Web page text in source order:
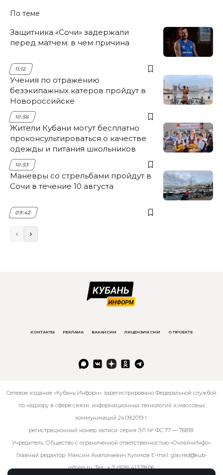
По теме
Защитника «Сочи» задержали
перед матчем: в чем причина
11:12
Учения по отражению
безэкипажных катеров пройдут в
Новороссийске
10:56
Жители Кубани могут бесплатно
проконсультироваться о качестве
одежды и питания школьников
10:53
Маневры со стрельбами пройдут в
Сочи в течение 10 августа
09:42
КОНТАКТЫ РЕКЛАМА ВАКАНСИИ ЛИЦЕНЗИЯ СМИ О ПРОЕКТЕ
Сетевое издание «Кубань Информ» зарегистрировано Федеральной службой
по надзору в сфере связи, информационных технологий и массовых
коммуникаций 24.09.2019 г.
регистрационный номер записи: серия ЭЛ № ФС 77 — 76818.
Учредитель: Общество с ограниченной ответственностью «ОнлайнИнфо».
Главный редактор: Максим Анатольевич Куликов E-mail: glavred@kub-
inform.ru. Тел.:+ 7 (928) 413 78 06.